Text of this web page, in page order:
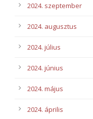
2024. szeptember
2024. augusztus
2024. július
2024. június
2024. május
2024. április